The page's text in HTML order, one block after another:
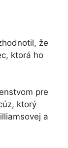
že
ktorá ho
pre
ktorý
a